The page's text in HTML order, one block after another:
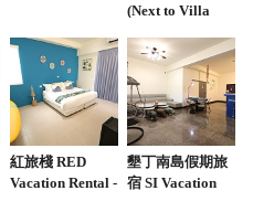
浴帽.小孩會上護頸.帶小孩
我是安全駕駛.很好玩！ 兒子
from google
(Next to Villa
紅旅棧 RED
Vacation Rental -
墾丁南島假期旅
宿 SI Vacation